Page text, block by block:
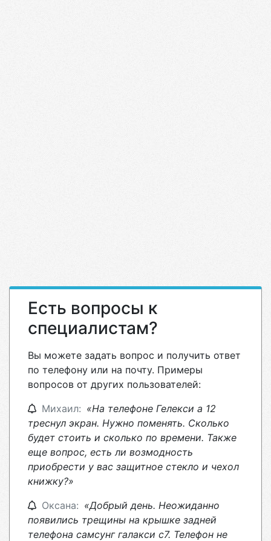
Есть вопросы к
специалистам?
Вы можете задать вопрос и получить ответ
по телефону или на почту. Примеры
вопросов от других пользователей:
Михаил: «На телефоне Гелекси а 12
треснул экран. Нужно поменять. Сколько
будет стоить и сколько по времени. Также
еще вопрос, есть ли возмодность
приобрести у вас защитное стекло и чехол
книжку?»
Оксана: «Добрый день. Неожиданно
появились трещины на крышке задней
телефона самсунг галакси с7. Телефон не